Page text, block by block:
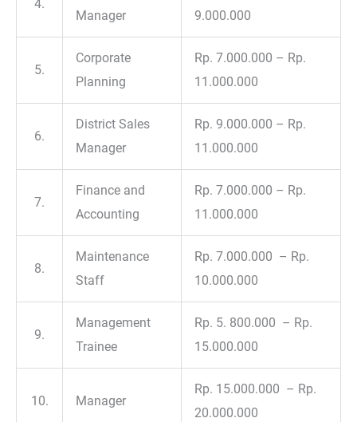
4.
Manager 9.000.000
5.
Corporate
Planning
Rp. 7.000.000 – Rp.
11.000.000
6.
District Sales
Manager
Rp. 9.000.000 – Rp.
11.000.000
7.
Finance and
Accounting
Rp. 7.000.000 – Rp.
11.000.000
8.
Maintenance
Staff
Rp. 7.000.000 – Rp.
10.000.000
9.
Management
Trainee
Rp. 5. 800.000 – Rp.
15.000.000
10. Manager
Rp. 15.000.000 – Rp.
20.000.000